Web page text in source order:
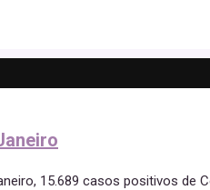
15.689 casos positivos de